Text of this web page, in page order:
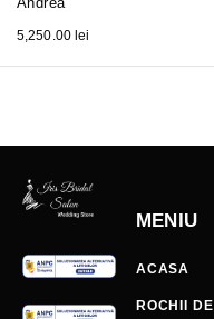
5,250.00 lei
MENIU
ACASA
ROCHII DE